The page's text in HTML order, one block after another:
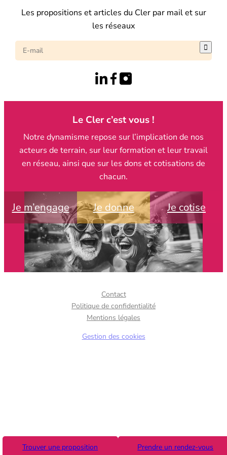
Trouver une proposition Prendre un rendez-vous
Les propositions et articles du Cler par mail et sur
les réseaux

Le Cler c’est vous !
Notre dynamisme repose sur l’implication de nos
acteurs de terrain, sur leur formation et leur travail
en réseau, ainsi que sur les dons et cotisations de
chacun.
Je m’engage Je donne Je cotise
Contact
Politique de confidentialité
Mentions légales
Gestion des cookies